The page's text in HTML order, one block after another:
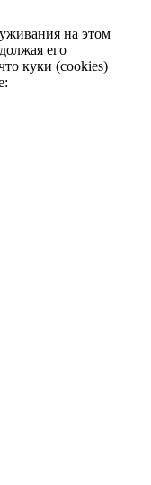
на этом
его
куки (cookies)